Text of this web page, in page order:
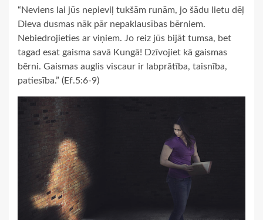
“Neviens lai jūs nepieviļ tukšām runām, jo šādu lietu dēļ
Dieva dusmas nāk pār nepaklausības bērniem.
Nebiedrojieties ar viņiem. Jo reiz jūs bijāt tumsa, bet
tagad esat gaisma savā Kungā! Dzīvojiet kā gaismas
bērni. Gaismas auglis viscaur ir labprātība, taisnība,
patiesība.” (Ef.5:6-9)